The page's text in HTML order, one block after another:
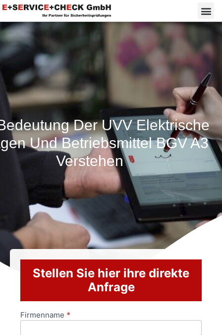
Der UVV Elektrische
Und Betriebsmittel BGV A3
Verstehen
Stellen Sie hier ihre direkte
Anfrage
Anfrageformular
Firmenname *